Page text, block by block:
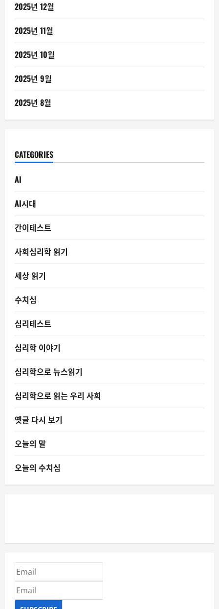
2025년 12월
2025년 11월
2025년 10월
2025년 9월
2025년 8월
CATEGORIES
AI
AI시대
간이테스트
사회심리학 읽기
세상 읽기
수치심
심리테스트
심리학 이야기
심리학으로 뉴스읽기
심리학으로 읽는 우리 사회
옛글 다시 보기
오늘의 말
오늘의 수치심